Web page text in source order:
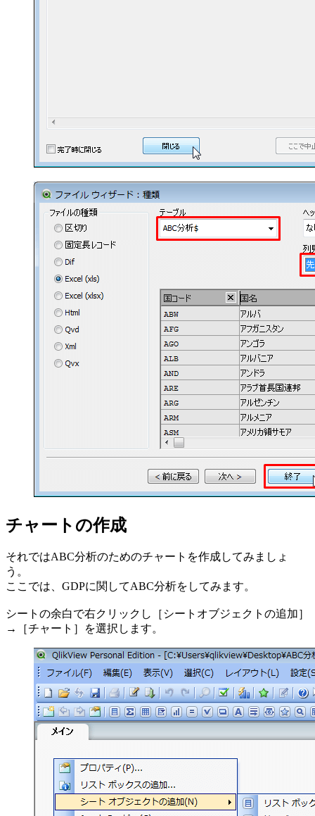
チャートの作成
それではABC分析のためのチャートを作成してみましょ
う。
ここでは、GDPに関してABC分析をしてみます。
シートの余白で右クリックし［シートオブジェクトの追加］
→［チャート］を選択します。